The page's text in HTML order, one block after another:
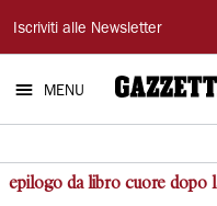
Gazzetta
di
Modena
Iscriviti alle Newsletter
MENU
epilogo da libro cuore dopo